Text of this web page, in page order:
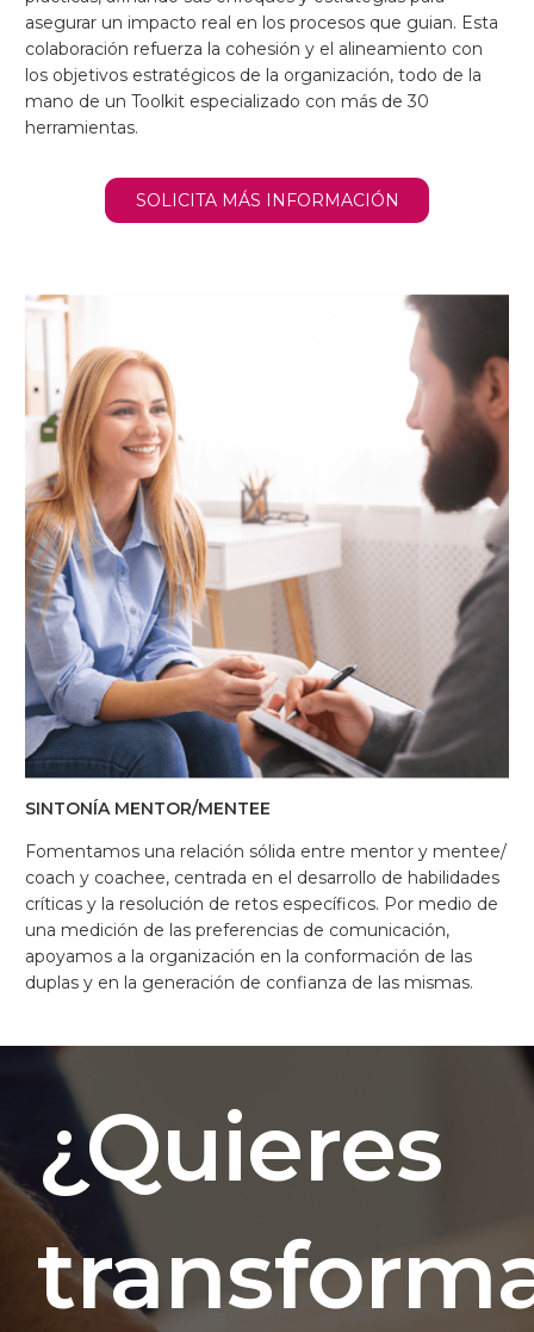
asegurar un impacto real en los procesos que guian. Esta
colaboración refuerza la cohesión y el alineamiento con
los objetivos estratégicos de la organización, todo de la
mano de un Toolkit especializado con más de 30
herramientas.
SOLICITA MÁS INFORMACIÓN
SINTONÍA MENTOR/MENTEE
Fomentamos una relación sólida entre mentor y mentee/
coach y coachee, centrada en el desarrollo de habilidades
críticas y la resolución de retos específicos. Por medio de
una medición de las preferencias de comunicación,
apoyamos a la organización en la conformación de las
duplas y en la generación de confianza de las mismas.
¿Quieres